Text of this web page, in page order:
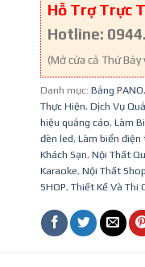
Hỗ Trợ Trực
Hotline:
(Mở cửa cả Thứ
Danh mục: Bảng PANO,
Thực Hiện, Dịch Vụ
hiệu quảng cáo, Làm
đèn led, Làm biển điện
Khách Sạn, Nội Thất
Karaoke, Nội Thất Shop
SHOP, Thiết Kế Và Thi